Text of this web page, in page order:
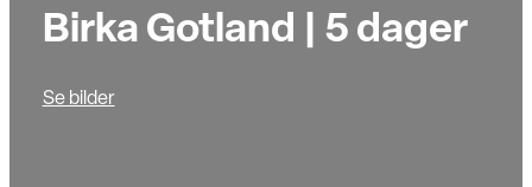
Birka Gotland | 5 dager
Se bilder